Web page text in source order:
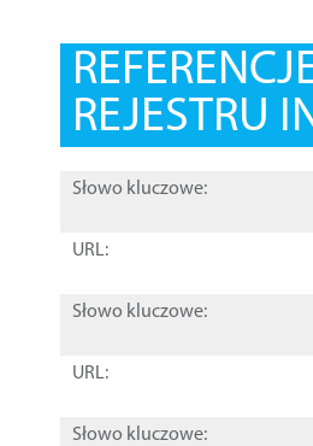
REJESTRU
Słowo kluczowe:
URL:
Słowo kluczowe:
URL:
Słowo kluczowe: